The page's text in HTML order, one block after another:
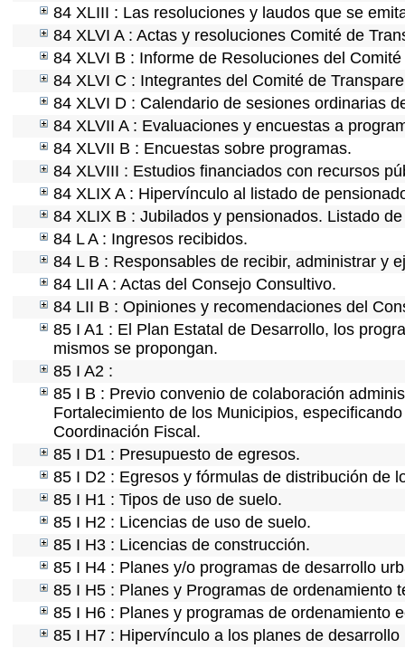
84 XLIII : Las resoluciones y laudos que se
84 XLVI A : Actas y resoluciones Comité de
84 XLVI B : Informe de Resoluciones del
84 XLVI C : Integrantes del Comité de
84 XLVI D : Calendario de sesiones ordinarias
84 XLVII A : Evaluaciones y encuestas a
84 XLVII B : Encuestas sobre programas.
84 XLVIII : Estudios financiados con recursos
84 XLIX A : Hipervínculo al listado de
84 XLIX B : Jubilados y pensionados. Listado
84 L A : Ingresos recibidos.
84 L B : Responsables de recibir, administrar y
84 LII A : Actas del Consejo Consultivo.
84 LII B : Opiniones y recomendaciones del
85 I A1 : El Plan Estatal de Desarrollo, los
mismos se propongan.
85 I A2 :
85 I B : Previo convenio de colaboración
Fortalecimiento de los Municipios,
Coordinación Fiscal.
85 I D1 : Presupuesto de egresos.
85 I D2 : Egresos y fórmulas de distribución de
85 I H1 : Tipos de uso de suelo.
85 I H2 : Licencias de uso de suelo.
85 I H3 : Licencias de construcción.
85 I H4 : Planes y/o programas de desarrollo
85 I H5 : Planes y Programas de ordenamiento
85 I H6 : Planes y programas de ordenamiento
85 I H7 : Hipervínculo a los planes de desarrollo